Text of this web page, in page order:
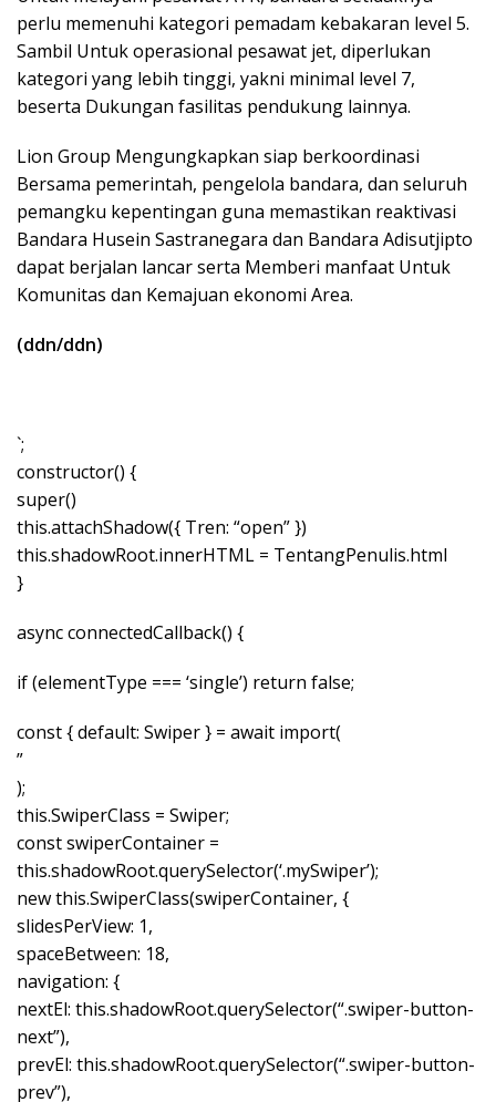
perlu memenuhi kategori pemadam kebakaran level 5.
Sambil Untuk operasional pesawat jet, diperlukan
kategori yang lebih tinggi, yakni minimal level 7,
beserta Dukungan fasilitas pendukung lainnya.
Lion Group Mengungkapkan siap berkoordinasi
Bersama pemerintah, pengelola bandara, dan seluruh
pemangku kepentingan guna memastikan reaktivasi
Bandara Husein Sastranegara dan Bandara Adisutjipto
dapat berjalan lancar serta Memberi manfaat Untuk
Komunitas dan Kemajuan ekonomi Area.
(ddn/ddn)
`;
constructor() {
super()
this.attachShadow({ Tren: “open” })
this.shadowRoot.innerHTML = TentangPenulis.html
}
async connectedCallback() {
if (elementType === ‘single’) return false;
const { default: Swiper } = await import(
”
);
this.SwiperClass = Swiper;
const swiperContainer =
this.shadowRoot.querySelector(‘.mySwiper’);
new this.SwiperClass(swiperContainer, {
slidesPerView: 1,
spaceBetween: 18,
navigation: {
nextEl: this.shadowRoot.querySelector(“.swiper-button-
next”),
prevEl: this.shadowRoot.querySelector(“.swiper-button-
prev”),